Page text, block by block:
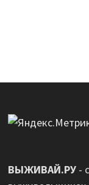
ВЫЖИВАЙ.РУ-